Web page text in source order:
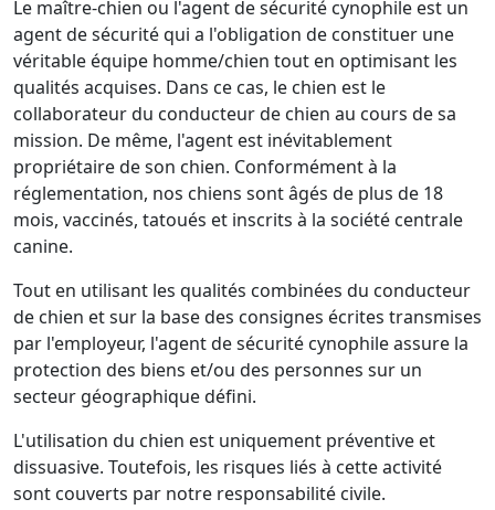
Le maître-chien ou l'agent de sécurité cynophile est un
agent de sécurité qui a l'obligation de constituer une
véritable équipe homme/chien tout en optimisant les
qualités acquises. Dans ce cas, le chien est le
collaborateur du conducteur de chien au cours de sa
mission. De même, l'agent est inévitablement
propriétaire de son chien. Conformément à la
réglementation, nos chiens sont âgés de plus de 18
mois, vaccinés, tatoués et inscrits à la société centrale
canine.
Tout en utilisant les qualités combinées du conducteur
de chien et sur la base des consignes écrites transmises
par l'employeur, l'agent de sécurité cynophile assure la
protection des biens et/ou des personnes sur un
secteur géographique défini.
L'utilisation du chien est uniquement préventive et
dissuasive. Toutefois, les risques liés à cette activité
sont couverts par notre responsabilité civile.